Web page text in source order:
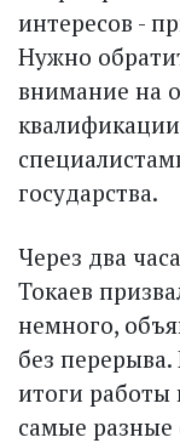
интересов -
Нужно
внимание на
государства.
Через два
Токаев
немного,
без
итоги работы
самые